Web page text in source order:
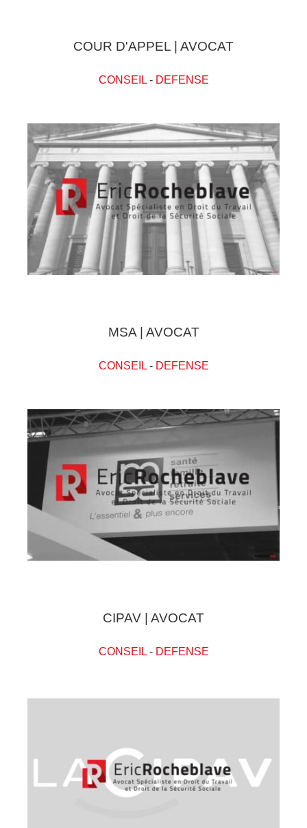
COUR D'APPEL | AVOCAT
CONSEIL- DEFENSE
MSA | AVOCAT
CONSEIL- DEFENSE
CIPAV | AVOCAT
CONSEIL- DEFENSE